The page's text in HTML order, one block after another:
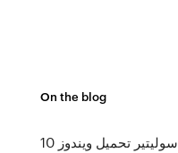
On the blog
سوليتير تحميل ويندوز 10